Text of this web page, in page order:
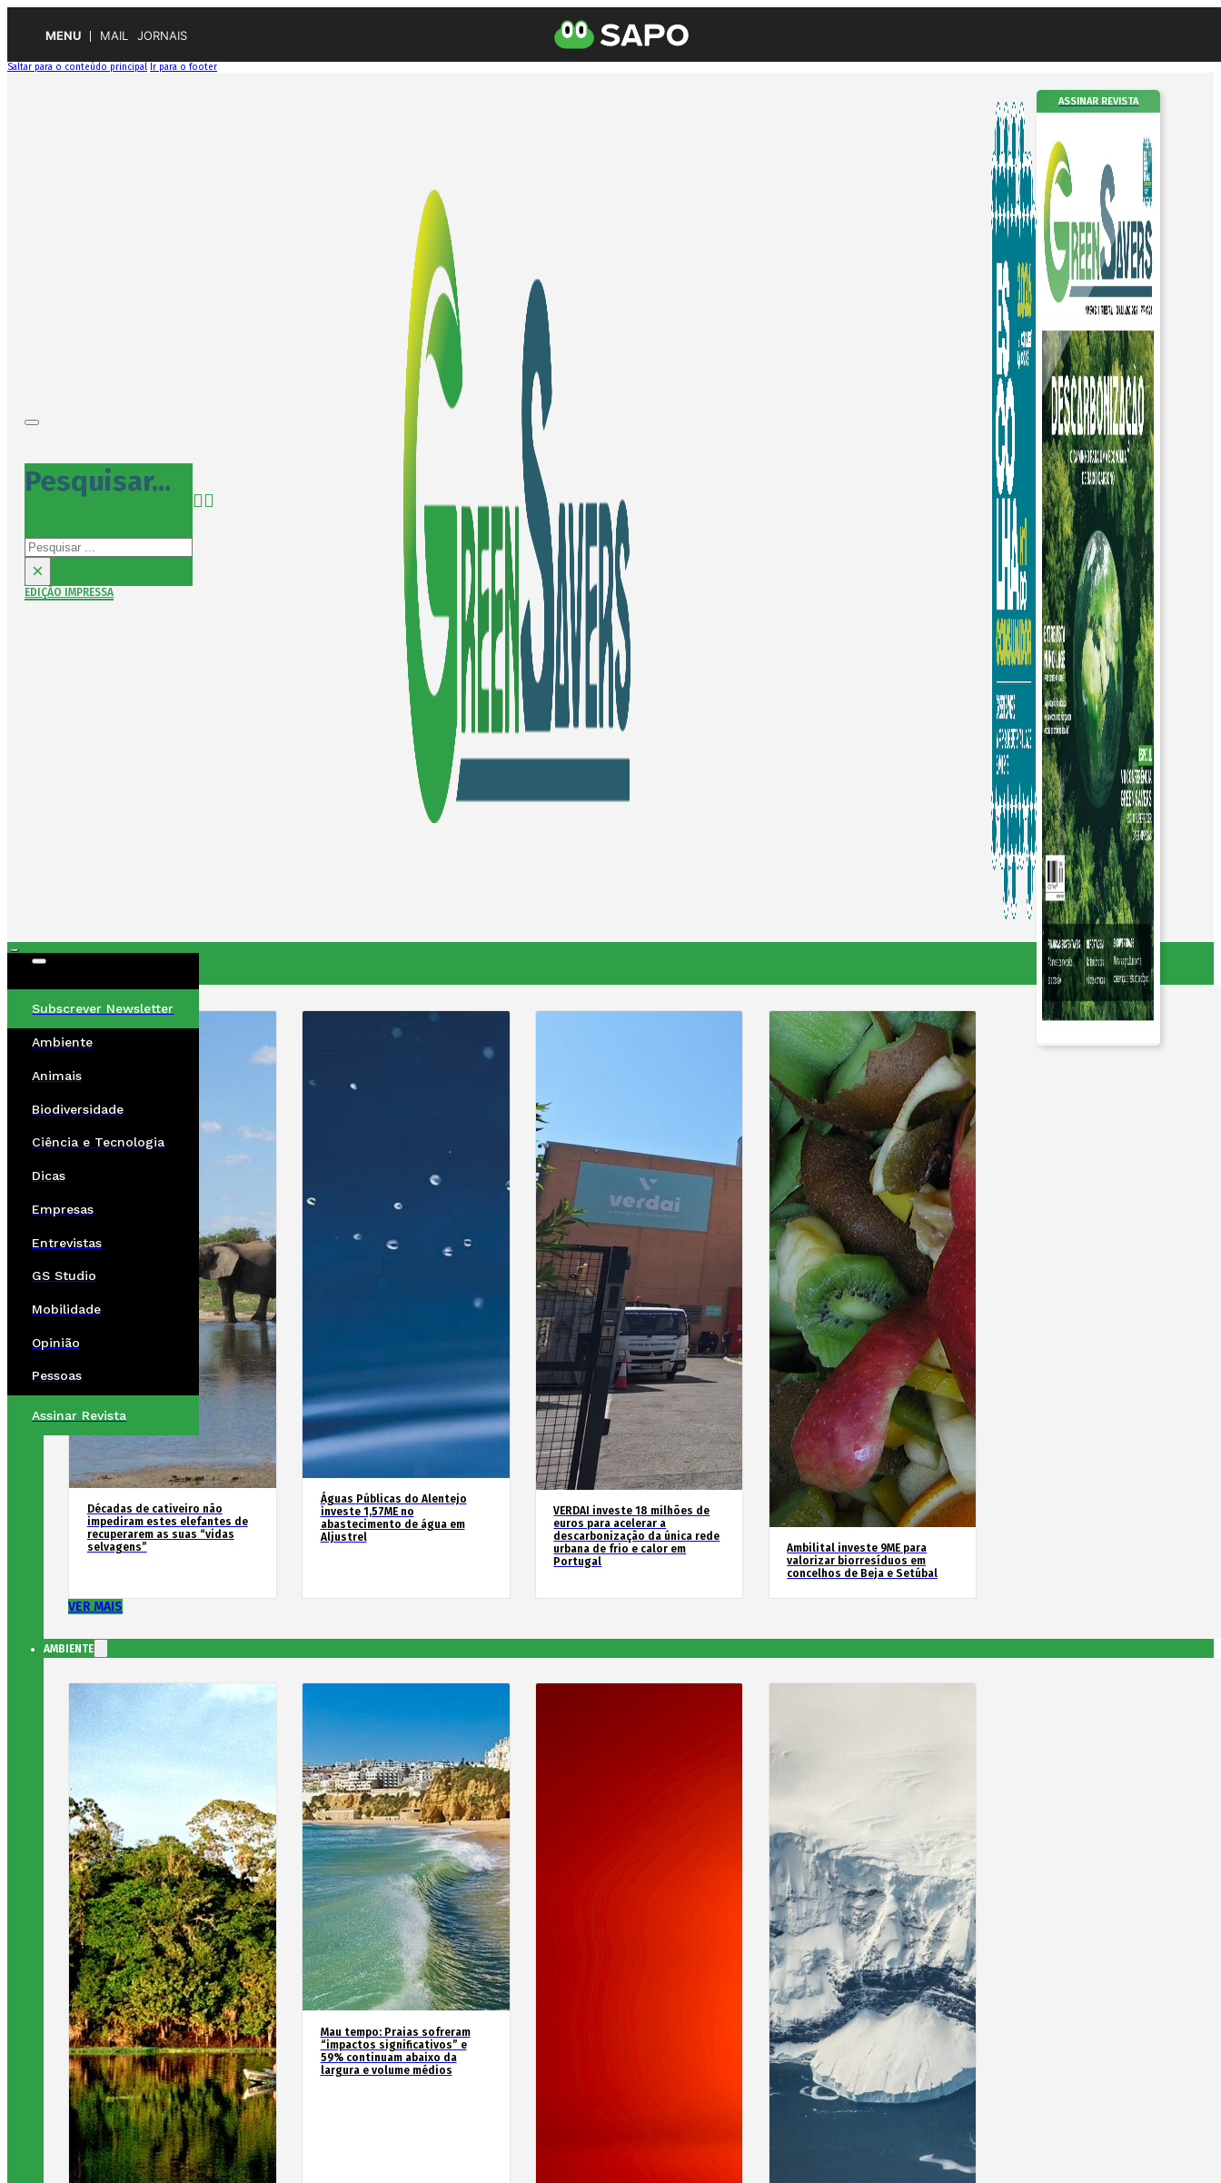
MENU MAIL JORNAIS
Saltar para o conteúdo principal Ir para o footer
Pesquisar...
Pesquisar
×
EDIÇÃO IMPRESSA
ASSINAR REVISTA
Subscrever Newsletter
Ambiente
Animais
Biodiversidade
Ciência e Tecnologia
Dicas
Empresas
Entrevistas
GS Studio
Mobilidade
Opinião
Pessoas
Assinar Revista
Décadas de cativeiro não
impediram estes elefantes de
recuperarem as suas “vidas
selvagens”
Águas Públicas do Alentejo
investe 1,57ME no
abastecimento de água em
Aljustrel
VERDAI investe 18 milhões de
euros para acelerar a
descarbonização da única rede
urbana de frio e calor em
Portugal
Ambilital investe 9ME para
valorizar biorresíduos em
concelhos de Beja e Setúbal
VER MAIS
AMBIENTE
Mau tempo: Praias sofreram
“impactos significativos” e
59% continuam abaixo da
largura e volume médios